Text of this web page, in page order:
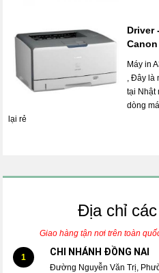
Driver
Máy in
, Đây
tại Nhật
dòng
lại rẻ
Địa chỉ
Giao hàng tận nơi trên toàn
1 CHI NHÁNH ĐỒNG NAI
Đường Nguyễn Văn Trị,